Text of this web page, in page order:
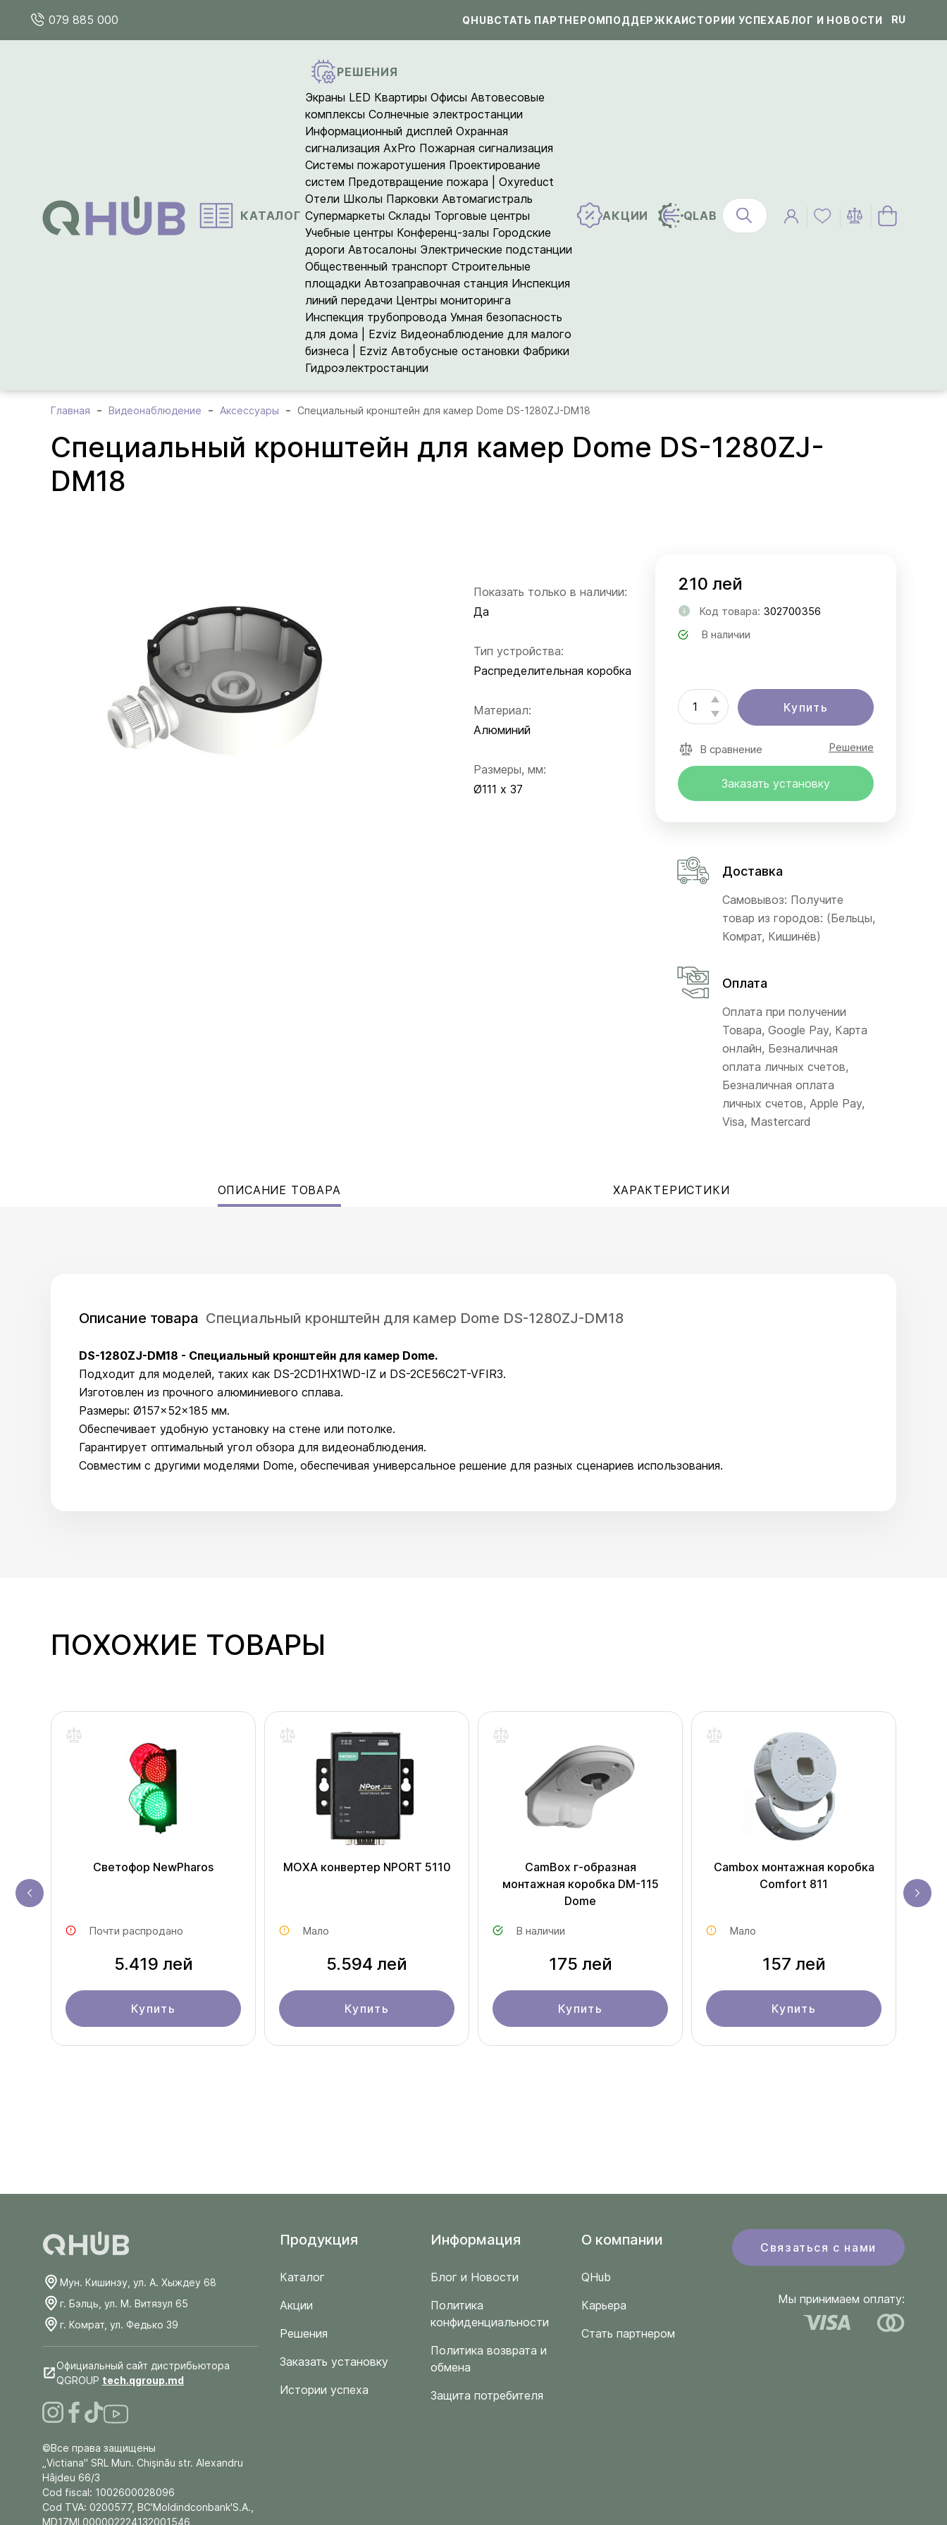
079 885 000 QHUBСТАТЬ ПАРТНЕРОМПОДДЕРЖКАИСТОРИИ УСПЕХАБЛОГ И НОВОСТИ RU
КАТАЛОГ
РЕШЕНИЯ
Экраны LED Квартиры Офисы Автовесовые
комплексыСолнечные электростанции
Информационный дисплей Охранная
сигнализация AxPro Пожарная сигнализация
Системы пожаротушения Проектирование
систем Предотвращение пожара | Oxyreduct
Отели Школы Парковки Автомагистраль
Супермаркеты Склады Торговые центры
Учебные центры Конференц-залы Городские
дороги Автосалоны Электрические подстанции
Общественный транспорт Строительные
площадки Автозаправочная станция Инспекция
линий передачи Центры мониторинга
Инспекция трубопровода Умная безопасность
для дома | Ezviz Видеонаблюдение для малого
бизнеса | Ezviz Автобусные остановки Фабрики
Гидроэлектростанции
АКЦИИ QLAB
Главная Видеонаблюдение Аксессуары Специальный кронштейн для камер Dome DS-1280ZJ-DM18
Специальный кронштейн для камер Dome DS-1280ZJ-
DM18
Показать только в наличии:
Да
Тип устройства:
Распределительная коробка
Материал:
Алюминий
Размеры, мм:
Ø111 х 37
210 лей
Код товара: 302700356
В наличии
Купить
В сравнение Решение
Заказать установку
Доставка
Самовывоз: Получите
товар из городов: (Бельцы,
Комрат, Кишинёв)
Оплата
Оплата при получении
Товара, Google Pay, Карта
онлайн, Безналичная
оплата личных счетов,
Безналичная оплата
личных счетов, Apple Pay,
Visa, Mastercard
ОПИСАНИЕ ТОВАРА ХАРАКТЕРИСТИКИ
Описание товара Специальный кронштейн для камер Dome DS-1280ZJ-DM18
DS-1280ZJ-DM18 - Специальный кронштейн для камер Dome.
Подходит для моделей, таких как DS-2CD1HX1WD-IZ и DS-2CE56C2T-VFIR3.
Изготовлен из прочного алюминиевого сплава.
Размеры: Ø157x52x185 мм.
Обеспечивает удобную установку на стене или потолке.
Гарантирует оптимальный угол обзора для видеонаблюдения.
Совместим с другими моделями Dome, обеспечивая универсальное решение для разных сценариев использования.
ПОХОЖИЕ ТОВАРЫ
Светофор NewPharos
Почти распродано
5.419 лей
Купить
MOXA конвертер NPORT 5110
Мало
5.594 лей
Купить
CamBox г-образная
монтажная коробка DM-115
Dome
В наличии
175 лей
Купить
Cambox монтажная коробка
Comfort 811
Мало
157 лей
Купить
Мун. Кишинэу, ул. А. Хыждеу 68
г. Бэлць, ул. М. Витязул 65
г. Комрат, ул. Федько 39
Официальный сайт дистрибьютора
QGROUP tech.qgroup.md
©Все права защищены
„Victiana" SRL Mun. Chişinău str. Alexandru
Hâjdeu 66/3
Cod fiscal: 1002600028096
Cod TVA: 0200577, BC'Moldindconbank'S.A.,
MD17ML000002224132001546
Продукция
Каталог
Акции
Решения
Заказать установку
Истории успеха
Информация
Блог и Новости
Политика
конфиденциальности
Политика возврата и
обмена
Защита потребителя
O компании
QHub
Карьера
Стать партнером
Связаться с нами
Мы принимаем оплату: